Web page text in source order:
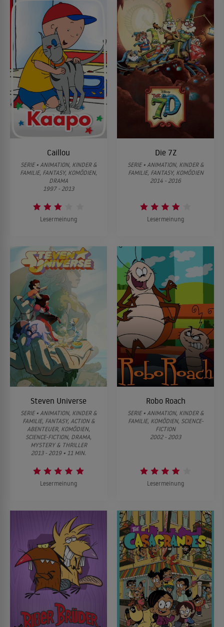
Caillou
SERIE • ANIMATION, KINDER &
FAMILIE, FANTASY, KOMÖDIEN,
DRAMA
1997 - 2013
Lesermeinung
Die 7Z
SERIE • ANIMATION, KINDER &
FAMILIE, FANTASY, KOMÖDIEN
2014 - 2016
Lesermeinung
Steven Universe
SERIE • ANIMATION, KINDER &
FAMILIE, FANTASY, ACTION &
ABENTEUER, KOMÖDIEN,
SCIENCE-FICTION, DRAMA,
MYSTERY & THRILLER
2013 - 2019 • 11 MIN.
Lesermeinung
Robo Roach
SERIE • ANIMATION, KINDER &
FAMILIE, KOMÖDIEN, SCIENCE-
FICTION
2002 - 2003
Lesermeinung